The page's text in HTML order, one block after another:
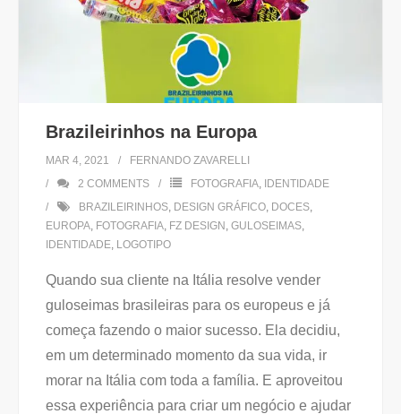
Brazileirinhos na Europa
MAR 4, 2021
FERNANDO ZAVARELLI
2 COMMENTS FOTOGRAFIA, IDENTIDADE
BRAZILEIRINHOS, DESIGN GRÁFICO, DOCES,
EUROPA, FOTOGRAFIA, FZ DESIGN , GULOSEIMAS,
IDENTIDADE, LOGOTIPO
Quando sua cliente na Itália resolve vender
guloseimas brasileiras para os europeus e já
começa fazendo o maior sucesso. Ela decidiu,
em um determinado momento da sua vida, ir
morar na Itália com toda a família. E aproveitou
essa experiência para criar um negócio e ajudar